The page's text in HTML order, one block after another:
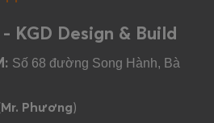
KGD Design & Build
Số 68 đường Song Hành, Bà
Mr. Phương)